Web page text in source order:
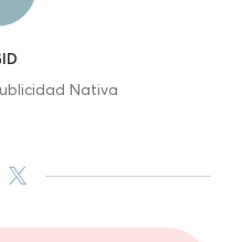
Nativa